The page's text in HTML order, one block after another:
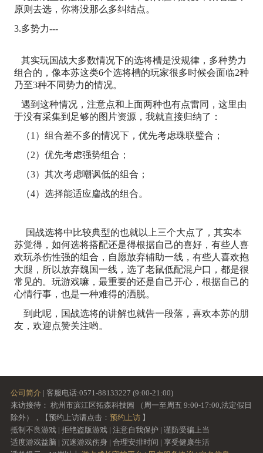
原则去选，你将没那么多纠结点。
3.多势力---
其实玩国战大多数情况下的选将槽是没规律，多种势力
组合的，像本苏这类6个选将槽的玩家很多时候会面临2种
乃至3种不同势力的情况。
遇到这种情况，注意点和上面两种也有点雷同，这里由
于没有采集到足够的图片资源，我就直接归纳了：
（1）组合差不多的情况下，优先考虑珠联璧合；
（2）优先考虑强势组合；
（3）其次考虑嘲讽低的组合；
（4）选择能适应鏖战的组合。
国战选将中比较典型的也就以上三个大点了，其实本
苏觉得，如何选将搭配还是得根据自己的喜好，有些人喜
欢玩杀伤性强的组合，自愿放弃辅助一线，有些人喜欢抱
大腿，所以放弃魏国一线，选了老鼠低配混户口，都是很
常见的。玩游戏嘛，最重要的还是自己开心，根据自己的
心情行事，也是一种难得的洒脱。
到此呢，国战选将的讲解也就告一段落，喜欢本苏的朋
友，欢迎点赞关注哟。
公司简介 | 客服电话:0571-88133227 (9:00-21:00)
来访接待： 杭州市滨江区拓森科技园 （周一至周五 9:00-17:00,法定假日
除外），【预约上访请点击： 预约上访】
抵制不良游戏 | 拒绝盗版游戏 | 注意自我保护 | 谨防受骗上当
适度游戏益脑 | 沉迷游戏伤身 | 合理安排时间 | 享受健康生活